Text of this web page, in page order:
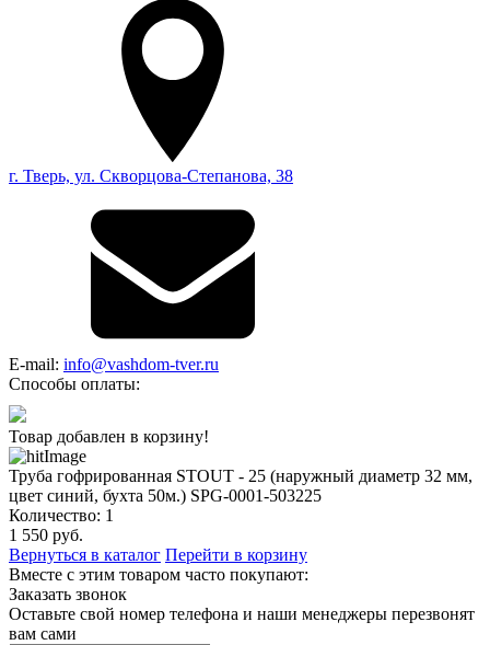
г. Тверь, ул. Скворцова-Степанова, 38
E-mail: info@vashdom-tver.ru
Способы оплаты:
Товар добавлен в корзину!
Труба гофрированная STOUT - 25 (наружный диаметр 32 мм,
цвет синий, бухта 50м.) SPG-0001-503225
Количество: 1
1 550 руб.
Вернуться в каталог Перейти в корзину
Вместе с этим товаром часто покупают:
Заказать звонок
Оставьте свой номер телефона и наши менеджеры перезвонят
вам сами